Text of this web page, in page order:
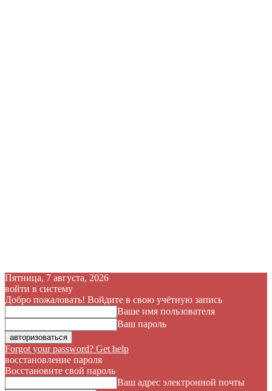
Пятница, 7 августа, 2026
войти в систему
Добро пожаловать! Войдите в свою учётную запись
Ваше имя пользователя
Ваш пароль
Forgot your password? Get help
восстановление пароля
Восстановите свой пароль
Ваш адрес электронной почты